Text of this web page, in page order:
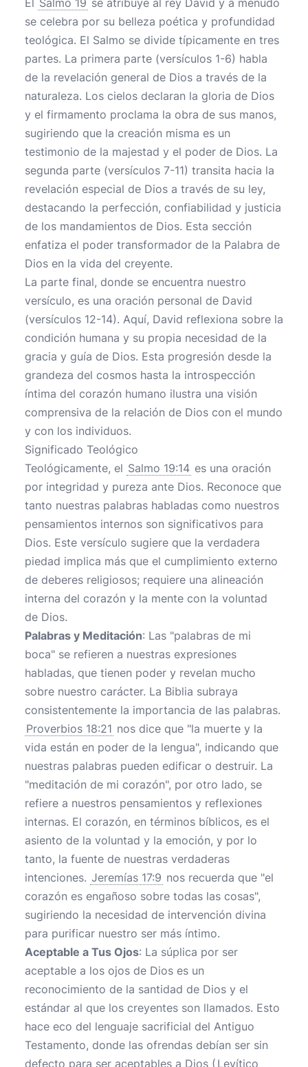
El Salmo 19 se atribuye al rey David y a menudo
se celebra por su belleza poética y profundidad
teológica. El Salmo se divide típicamente en tres
partes. La primera parte (versículos 1-6) habla
de la revelación general de Dios a través de la
naturaleza. Los cielos declaran la gloria de Dios
y el firmamento proclama la obra de sus manos,
sugiriendo que la creación misma es un
testimonio de la majestad y el poder de Dios. La
segunda parte (versículos 7-11) transita hacia la
revelación especial de Dios a través de su ley,
destacando la perfección, confiabilidad y justicia
de los mandamientos de Dios. Esta sección
enfatiza el poder transformador de la Palabra de
Dios en la vida del creyente.
La parte final, donde se encuentra nuestro
versículo, es una oración personal de David
(versículos 12-14). Aquí, David reflexiona sobre la
condición humana y su propia necesidad de la
gracia y guía de Dios. Esta progresión desde la
grandeza del cosmos hasta la introspección
íntima del corazón humano ilustra una visión
comprensiva de la relación de Dios con el mundo
y con los individuos.
Significado Teológico
Teológicamente, el Salmo 19:14 es una oración
por integridad y pureza ante Dios. Reconoce que
tanto nuestras palabras habladas como nuestros
pensamientos internos son significativos para
Dios. Este versículo sugiere que la verdadera
piedad implica más que el cumplimiento externo
de deberes religiosos; requiere una alineación
interna del corazón y la mente con la voluntad
de Dios.
Palabras y Meditación: Las "palabras de mi
boca" se refieren a nuestras expresiones
habladas, que tienen poder y revelan mucho
sobre nuestro carácter. La Biblia subraya
consistentemente la importancia de las palabras.
Proverbios 18:21 nos dice que "la muerte y la
vida están en poder de la lengua", indicando que
nuestras palabras pueden edificar o destruir. La
"meditación de mi corazón", por otro lado, se
refiere a nuestros pensamientos y reflexiones
internas. El corazón, en términos bíblicos, es el
asiento de la voluntad y la emoción, y por lo
tanto, la fuente de nuestras verdaderas
intenciones. Jeremías 17:9 nos recuerda que "el
corazón es engañoso sobre todas las cosas",
sugiriendo la necesidad de intervención divina
para purificar nuestro ser más íntimo.
Aceptable a Tus Ojos: La súplica por ser
aceptable a los ojos de Dios es un
reconocimiento de la santidad de Dios y el
estándar al que los creyentes son llamados. Esto
hace eco del lenguaje sacrificial del Antiguo
Testamento, donde las ofrendas debían ser sin
defecto para ser aceptables a Dios ( Levítico